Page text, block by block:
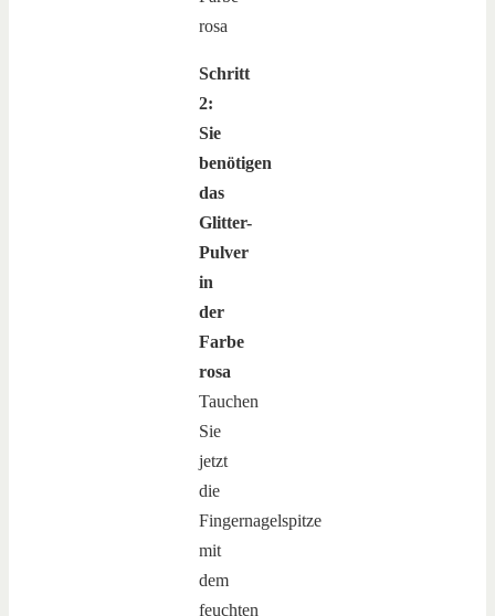
Schritt
2:
Sie
benötigen
das
Glitter-
Pulver
in
der
Farbe
rosa
Tauchen
Sie
jetzt
die
Fingernagelspitze
mit
dem
feuchten